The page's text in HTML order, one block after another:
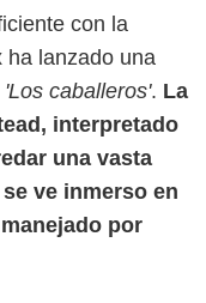
con la
ha lanzado una
'Los caballeros'. La
interpretado
una vasta
ve inmerso en
por